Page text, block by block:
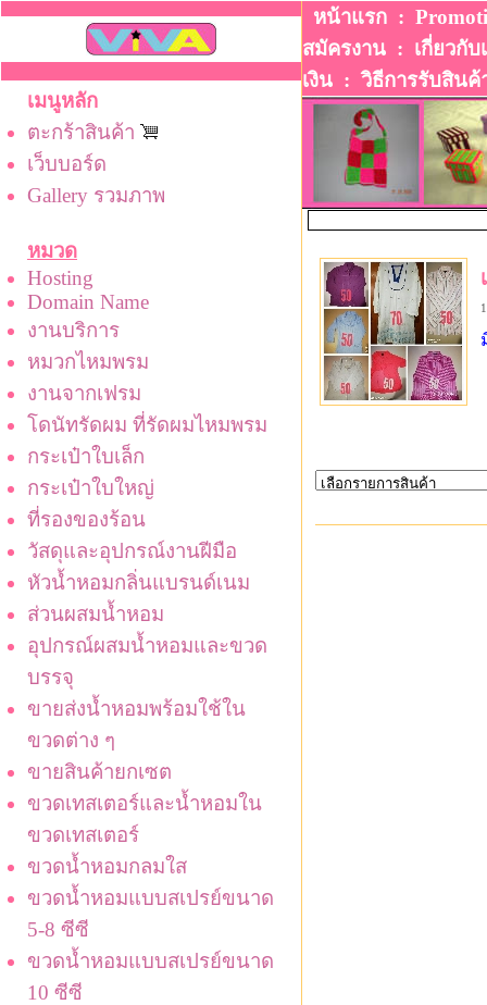
เมนูหลัก
ตะกร้าสินค้า
เว็บบอร์ด
Gallery รวมภาพ
หมวด
Hosting
Domain Name
งานบริการ
หมวกไหมพรม
งานจากเฟรม
โดนัทรัดผม ที่รัดผมไหมพรม
กระเป๋าใบเล็ก
กระเป๋าใบใหญ่
ที่รองของร้อน
วัสดุและอุปกรณ์งานฝีมือ
หัวน้ำหอมกลิ่นแบรนด์เนม
ส่วนผสมน้ำหอม
อุปกรณ์ผสมน้ำหอมและขวด
บรรจุ
ขายส่งน้ำหอมพร้อมใช้ใน
ขวดต่าง ๆ
ขายสินค้ายกเซต
ขวดเทสเตอร์และน้ำหอมใน
ขวดเทสเตอร์
ขวดน้ำหอมกลมใส
ขวดน้ำหอมแบบสเปรย์ขนาด
5-8 ซีซี
ขวดน้ำหอมแบบสเปรย์ขนาด
10 ซีซี
หน้าแรก :
สมัครงาน : เกี่ยวกับ
เงิน :วิธีการรับสินค้